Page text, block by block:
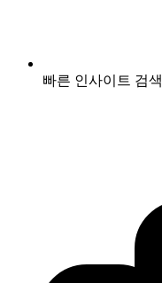
빠른 인사이트 검색